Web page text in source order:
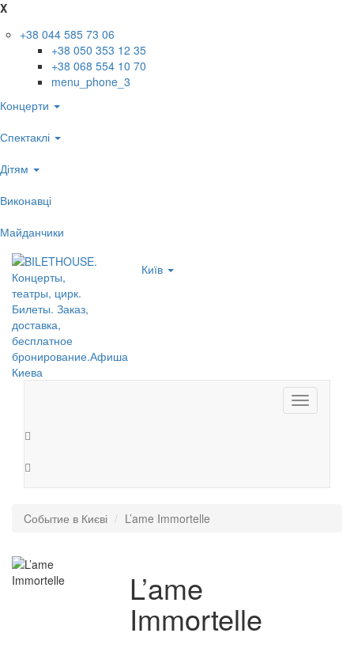
X
+38 044 585 73 06
+38 050 353 12 35
+38 068 554 10 70
menu_phone_3
Концерти
Спектаклі
Дітям
Виконавці
Майданчики
Київ
Toggle
navigation
Cобытие в Києві L’ame Immortelle
L’ame
Immortelle